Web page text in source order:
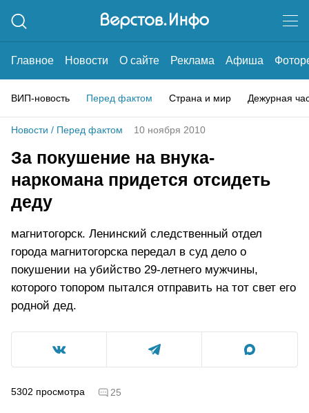
Главное Новости О сайте Реклама Афиша
ВИП-новость Перед фактом Страна и мир Дежурная
Новости / Перед фактом 10 ноября 2010
За покушение на внука-
наркомана придется отсидеть
деду
магнитогорск. Ленинский следственный отдел
города магнитогорска передал в суд дело о
покушении на убийство 29-летнего мужчины,
которого топором пытался отправить на тот свет его
родной дед.
5302 просмотра 25